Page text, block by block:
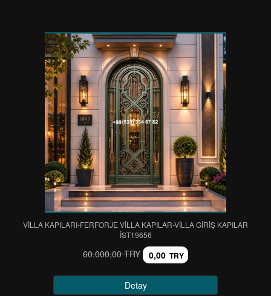
VİLLA KAPILARI-FERFORJE VİLLA KAPILAR-VİLLA GİRİŞ KAPILAR
IST19656
60.000,00 TRY 0,00 TRY
Detay